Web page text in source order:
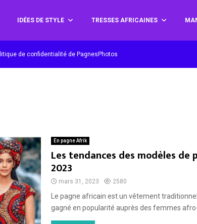
IDÉES DE STYLE TRESSES AFRICAINES
de confidentialité de PagnesPhotos
En pagne Afrik
Les tendances des modèles
2023
mars 31, 2023 2580
Le pagne africain est un vêtement
gagné en popularité auprès des femmes afro-